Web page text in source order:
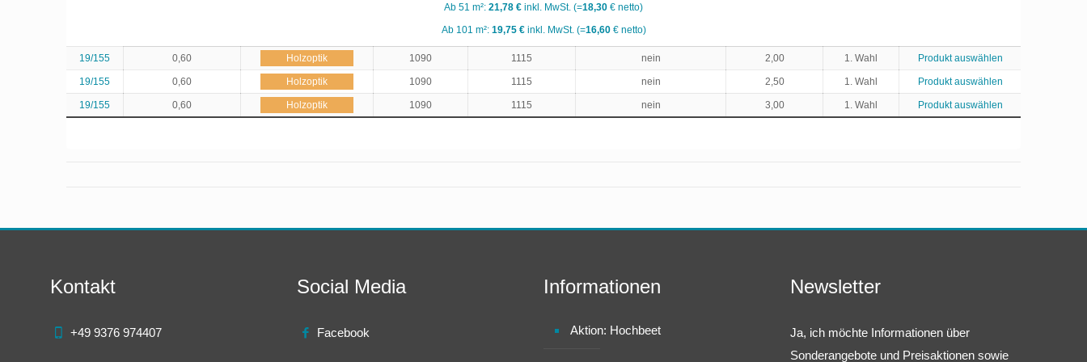
Ab 51 m²: 21,78 € inkl. MwSt. (=18,30 € netto)
Ab 101 m²: 19,75 €inkl. MwSt. (=16,60€ netto)
19/155 0,60 Holzoptik 1090 1115 nein 2,00 1. Wahl Produkt auswählen
19/155 0,60 Holzoptik 1090 1115 nein 2,50 1. Wahl Produkt auswählen
19/155 0,60 Holzoptik 1090 1115 nein 3,00 1. Wahl Produkt auswählen
Kontakt
+49 9376 974407
Social Media
Facebook
Informationen
Aktion: Hochbeet
Newsletter
Ja, ich möchte Informationen über
Sonderangebote und Preisaktionen sowie